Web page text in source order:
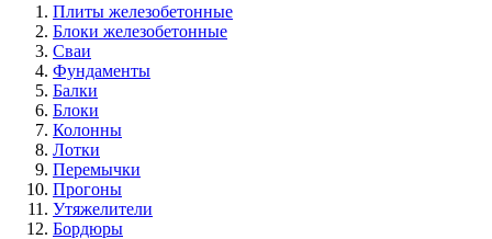
Плиты железобетонные
Блоки железобетонные
Сваи
Фундаменты
Балки
Блоки
Колонны
Лотки
Перемычки
Прогоны
Утяжелители
Бордюры